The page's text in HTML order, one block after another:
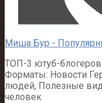
Миша Бур -
ТОП-3 ютуб-
Форматы: Новости
людей, Полезные
человек